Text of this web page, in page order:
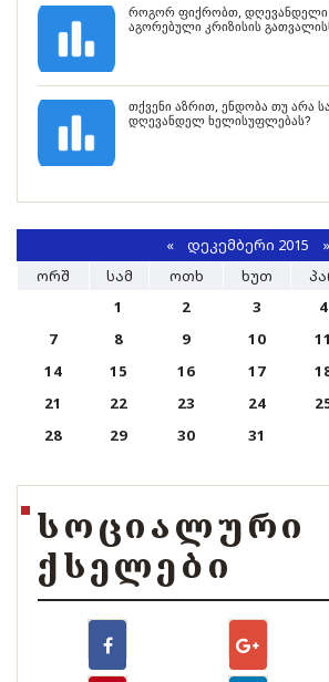
როგორ ფიქრობთ,
აგორებული კრიზისის
თქვენი აზრით, ენდობა თუ არა
დღევანდელ ხელისუფლებას?
« ᲓᲔᲙᲔᲛᲑᲔᲠᲘ 2015 »
ᲝᲠᲨ
ᲡᲐᲛ ᲝᲗᲮ ᲮᲣᲗ
1
2 3 4
7
8 9 10 11
14
15 16 17
21
22 23 24
28
29 30 31
ᲡᲝᲪᲘᲐᲚᲣᲠᲘ
ᲥᲡᲔᲚᲔᲑᲘ